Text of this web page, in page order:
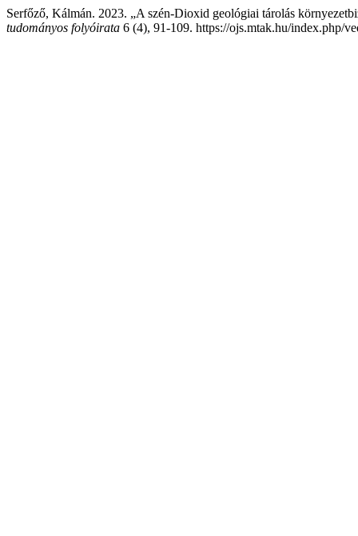
Serfőző, Kálmán. 2023. „A szén-Dioxid geológiai tárolás
tudományos folyóirata 6 (4), 91-109. https://ojs.mtak.hu/index.php/